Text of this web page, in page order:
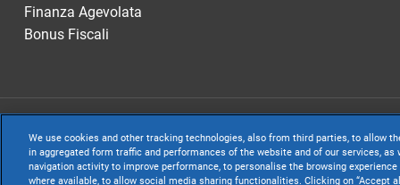
Finanza Agevolata
Bonus Fiscali
TeamSystem
S.p.A. - Cap.
Sede Legale e
We use cookies and other tracking technologies, also from third parties, to allow
in aggregated form traffic and performances of the website and of our services,
navigation activity to improve performance, to personalise the browsing
where available, to allow social media sharing functionalities. Clicking on “Accept